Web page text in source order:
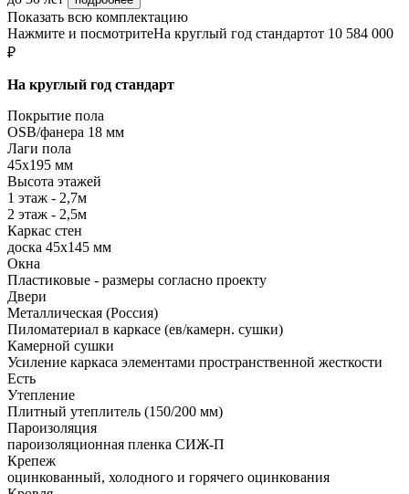
Показать всю комплектацию
Нажмите и посмотритеНа круглый год стандартот 10 584 000
₽
На круглый год стандарт
Покрытие пола
ОSB/фанера 18 мм
Лаги пола
45х195 мм
Высота этажей
1 этаж - 2,7м
2 этаж - 2,5м
Каркас стен
доска 45х145 мм
Окна
Пластиковые - размеры согласно проекту
Двери
Металлическая (Россия)
Пиломатериал в каркасе (ев/камерн. сушки)
Камерной сушки
Усиление каркаса элементами пространственной жесткости
Есть
Утепление
Плитный утеплитель (150/200 мм)
Пароизоляция
пароизоляционная пленка СИЖ-П
Крепеж
оцинкованный, холодного и горячего оцинкования